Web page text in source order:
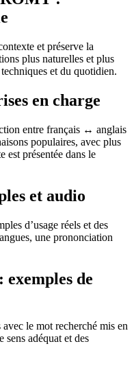
et préserve la
plus naturelles et plus
et du quotidien.
en charge
entre français ↔ anglais
populaires, avec plus
est présentée dans le
et audio
d’usage réels et des
une prononciation
de
le mot recherché mis en
adéquat et des